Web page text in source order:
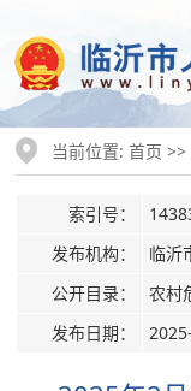
当前位置:首页 >>
索引号：
发布机构：
临沂
公开目录：
农村
发布日期：